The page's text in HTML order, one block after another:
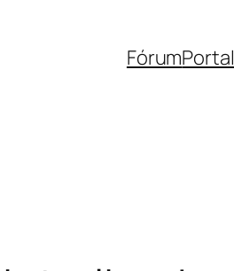
FórumPortal